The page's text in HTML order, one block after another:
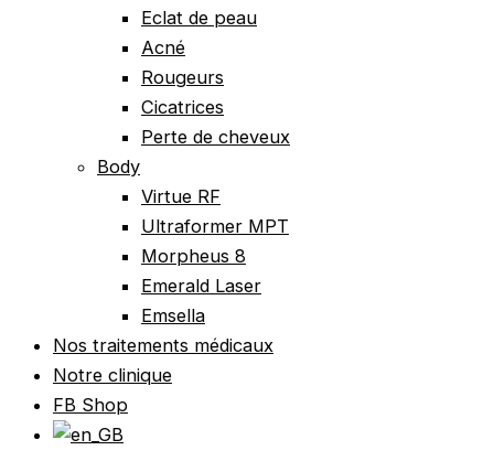
Eclat de peau
Acné
Rougeurs
Cicatrices
Perte de cheveux
Body
Virtue RF
Ultraformer MPT
Morpheus 8
Emerald Laser
Emsella
Nos traitements médicaux
Notre clinique
FB Shop